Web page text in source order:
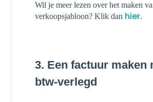
Wil je meer lezen over het maken
verkoopsjabloon? Klik dan hier.
3. Een factuur maken
btw-verlegd